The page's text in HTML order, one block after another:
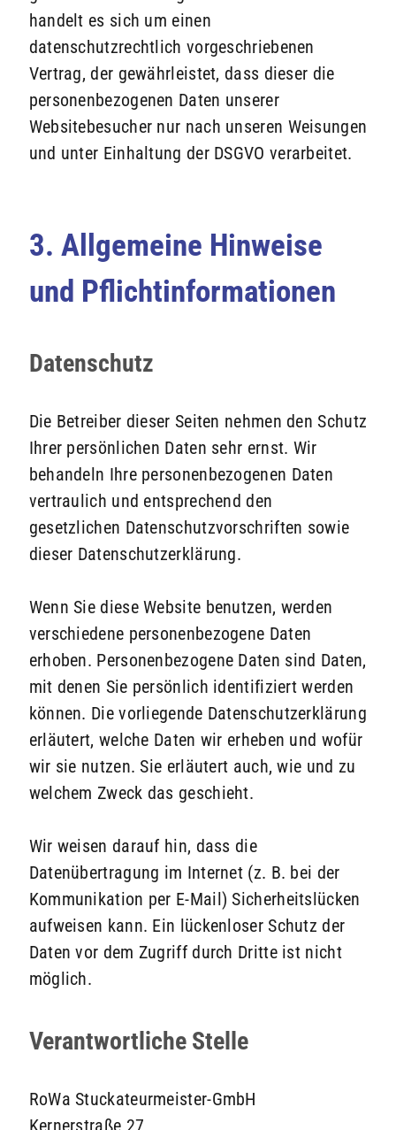
handelt es sich um einen
datenschutzrechtlich vorgeschriebenen
Vertrag, der gewährleistet, dass dieser die
personenbezogenen Daten unserer
Websitebesucher nur nach unseren Weisungen
und unter Einhaltung der DSGVO verarbeitet.
3. Allgemeine Hinweise
und Pflichtinformationen
Datenschutz
Die Betreiber dieser Seiten nehmen den Schutz
Ihrer persönlichen Daten sehr ernst. Wir
behandeln Ihre personenbezogenen Daten
vertraulich und entsprechend den
gesetzlichen Datenschutzvorschriften sowie
dieser Datenschutzerklärung.
Wenn Sie diese Website benutzen, werden
verschiedene personenbezogene Daten
erhoben. Personenbezogene Daten sind Daten,
mit denen Sie persönlich identifiziert werden
können. Die vorliegende Datenschutzerklärung
erläutert, welche Daten wir erheben und wofür
wir sie nutzen. Sie erläutert auch, wie und zu
welchem Zweck das geschieht.
Wir weisen darauf hin, dass die
Datenübertragung im Internet (z. B. bei der
Kommunikation per E-Mail) Sicherheitslücken
aufweisen kann. Ein lückenloser Schutz der
Daten vor dem Zugriff durch Dritte ist nicht
möglich.
Verantwortliche Stelle
RoWa Stuckateurmeister-GmbH
Kernerstraße 27